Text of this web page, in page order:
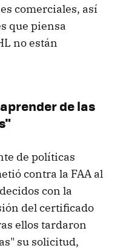
comerciales, así
que piensa
no están
de las
de políticas
contra la FAA al
con la
del certificado
ellos tardaron
su solicitud,